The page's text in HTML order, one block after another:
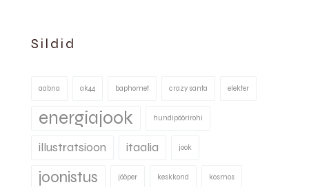
Sildid
aabna ak44 baphomet crazy santa elekter
energiajook hundipöörirohi
illustratsioon itaalia jook
joonistus jööper keskkond kosmos